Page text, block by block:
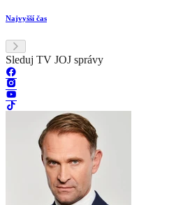
Najvyšší čas
Sleduj TV JOJ správy